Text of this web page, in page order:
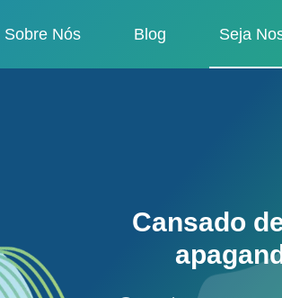
Sobre Nós Blog Seja
Cansado